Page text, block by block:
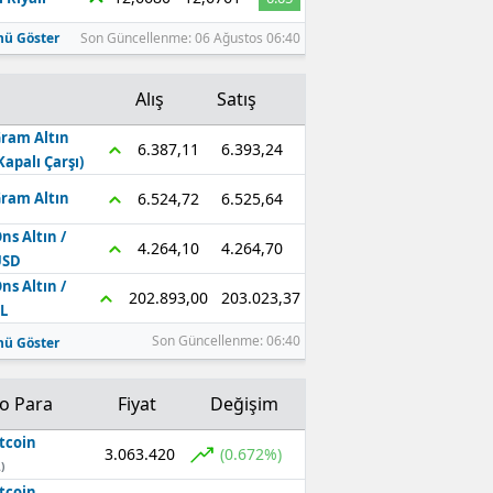
Göster Son Güncellenme: 06 Ağustos 06:40
Alış Satış
Altın
Çarşı)
6.387,11 6.393,24
Altın 6.524,72 6.525,64
Altın /
4.264,10 4.264,70
Altın /
202.893,00 203.023,37
Göster Son Güncellenme: 06:40
Para Fiyat Değişim
3.063.420 (0.672%)